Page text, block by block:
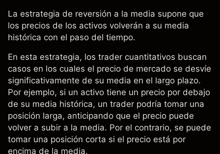
La estrategia de reversión a la media supone que
los precios de los activos volverán a su media
histórica con el paso del tiempo.
En esta estrategia, los trader cuantitativos buscan
casos en los cuales el precio de mercado se desvíe
significativamente de su media en el largo plazo.
Por ejemplo, si un activo tiene un precio por debajo
de su media histórica, un trader podría tomar una
posición larga, anticipando que el precio puede
volver a subir a la media. Por el contrario, se puede
tomar una posición corta si el precio está por
encima de la media.